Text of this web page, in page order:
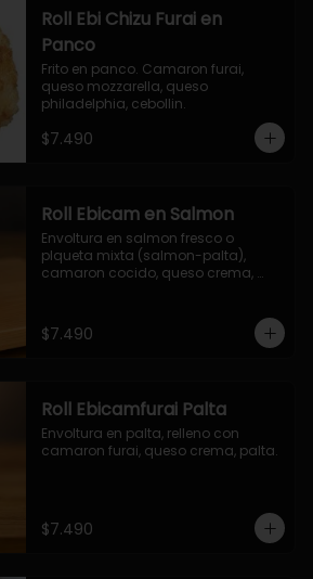
Roll Ebi Chizu Furai en
Panco
Frito en panco. Camaron furai,
queso mozzarella, queso
philadelphia, cebollin.
$7.490
Roll Ebicam en Salmon
Envoltura en salmon fresco o
plqueta mixta (salmon-palta),
camaron cocido, queso crema,
$7.490
Roll Ebicamfurai Palta
Envoltura en palta, relleno con
camaron furai, queso crema, palta.
$7.490